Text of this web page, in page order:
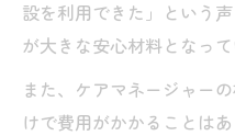
設を利用できた」という
が大きな安心材料となって
また、ケアマネージャー
けで費用がかかることは